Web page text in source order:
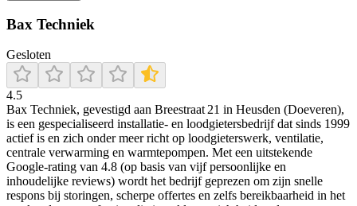
Bax Techniek
Gesloten
4.5
Bax Techniek, gevestigd aan Breestraat 21 in Heusden (Doeveren),
is een gespecialiseerd installatie- en loodgietersbedrijf dat sinds 1999
actief is en zich onder meer richt op loodgieterswerk, ventilatie,
centrale verwarming en warmtepompen. Met een uitstekende
Google-rating van 4.8 (op basis van vijf persoonlijke en
inhoudelijke reviews) wordt het bedrijf geprezen om zijn snelle
respons bij storingen, scherpe offertes en zelfs bereikbaarheid in het